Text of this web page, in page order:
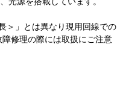
＞」とは異なり現用回線での
修理の際には取扱にご注意